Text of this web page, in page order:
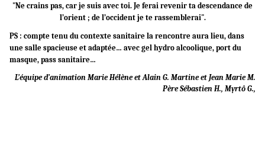
"Ne crains pas, car je suis avec toi. Je ferai revenir ta descendance de
l’orient ; de l’occident je te rassemblerai".
PS : compte tenu du contexte sanitaire la rencontre aura lieu, dans
une salle spacieuse et adaptée… avec gel hydro alcoolique, port du
masque, pass sanitaire…
L’équipe d’animation Marie Hélène et Alain G. Martine et Jean Marie M.
Père Sébastien H., Myrtô G.,